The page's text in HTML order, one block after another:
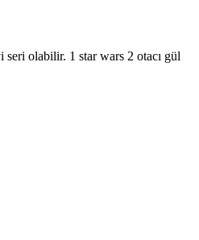
olabilir. 1 star wars 2 otacı gül